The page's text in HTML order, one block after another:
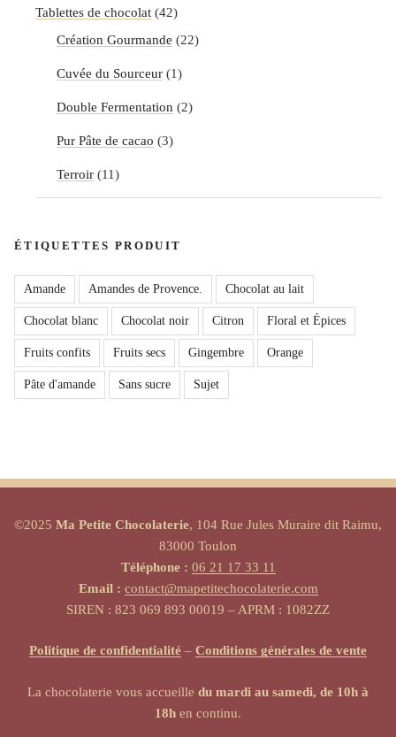
Tablettes de chocolat (42)
Création Gourmande (22)
Cuvée du Sourceur (1)
Double Fermentation (2)
Pur Pâte de cacao (3)
Terroir (11)
ÉTIQUETTES PRODUIT
Amande Amandes de Provence. Chocolat au lait
Chocolat blanc Chocolat noir Citron Floral et Épices
Fruits confits Fruits secs Gingembre Orange
Pâte d'amande Sans sucre Sujet
©2025 Ma Petite Chocolaterie, 104 Rue Jules Muraire dit Raimu,
83000 Toulon
Téléphone : 06 21 17 33 11
Email : contact@mapetitechocolaterie.com
SIREN : 823 069 893 00019 – APRM : 1082ZZ
Politique de confidentialité – Conditions générales de vente
La chocolaterie vous accueille du mardi au samedi, de 10h à
18h en continu.